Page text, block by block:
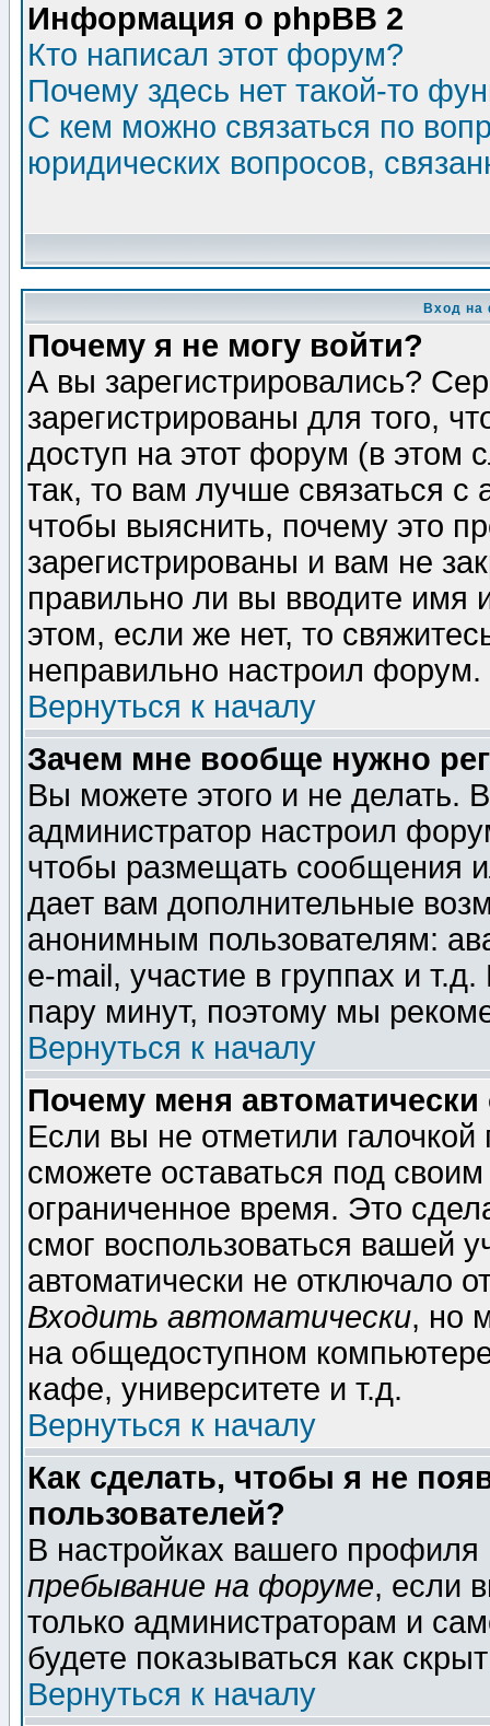
Информация о phpBB 2
Кто написал этот форум?
Почему здесь нет такой-то
С кем можно связаться по
юридических вопросов,
Вход на
Почему я не могу войти?
А вы зарегистрировались?
зарегистрированы для того,
доступ на этот форум (в этом
так, то вам лучше связаться
чтобы выяснить, почему это
зарегистрированы и вам не
правильно ли вы вводите
этом, если же нет, то
неправильно настроил форум.
Вернуться к началу
Зачем мне вообще нужно
Вы можете этого и не делать.
администратор настроил
чтобы размещать сообщения
дает вам дополнительные
анонимным пользователям:
e-mail, участие в группах и
пару минут, поэтому мы
Вернуться к началу
Почему меня автоматически
Если вы не отметили галочкой
сможете оставаться под
ограниченное время. Это
смог воспользоваться вашей
автоматически не отключало
Входить автоматически, но
на общедоступном
кафе, университете и т.д.
Вернуться к началу
Как сделать, чтобы я не
пользователей?
В настройках вашего
пребывание на форуме, если
только администраторам и
будете показываться как
Вернуться к началу